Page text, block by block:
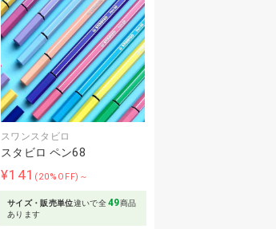
スワンスタビロ
スタビロ ペン68
¥141 (20%OFF)～
サイズ・販売単位違いで全49商品
あります